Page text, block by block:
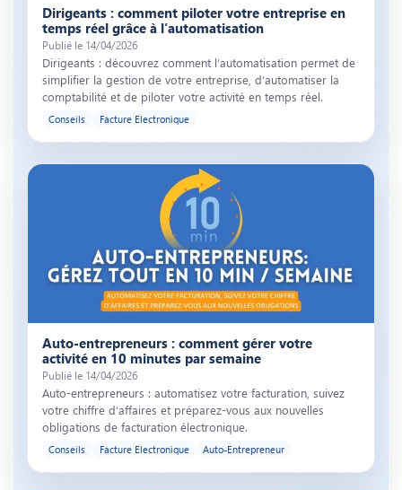
Dirigeants : comment piloter votre entreprise en
temps réel grâce à l’automatisation
Publié le 14/04/2026
Dirigeants : découvrez comment l’automatisation permet de
simplifier la gestion de votre entreprise, d’automatiser la
comptabilité et de piloter votre activité en temps réel.
Conseils Facture Electronique
Auto-entrepreneurs : comment gérer votre
activité en 10 minutes par semaine
Publié le 14/04/2026
Auto-entrepreneurs : automatisez votre facturation, suivez
votre chiffre d’affaires et préparez-vous aux nouvelles
obligations de facturation électronique.
Conseils Facture Electronique Auto-Entrepreneur